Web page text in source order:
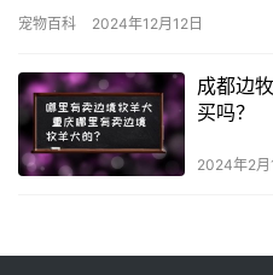
因此在众多宠物中颇受欢迎。 布
宠物百科 2024年12月12日
成都边
买吗？
2024年2月